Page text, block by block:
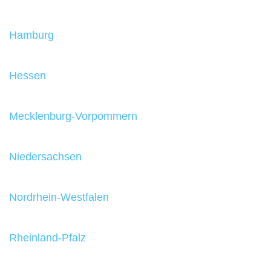
Hamburg
Hessen
Mecklenburg-Vorpommern
Niedersachsen
Nordrhein-Westfalen
Rheinland-Pfalz